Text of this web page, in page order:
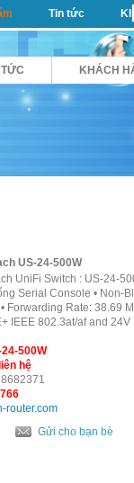
US-24-500W
UniFi Switch : US-24-
Serial Console • Non-
Forwarding Rate: 38.69
IEEE 802.3at/af and 24V
500W
hệ
router.com
Gửi cho bạn bè
KHÁCH
Tin tức